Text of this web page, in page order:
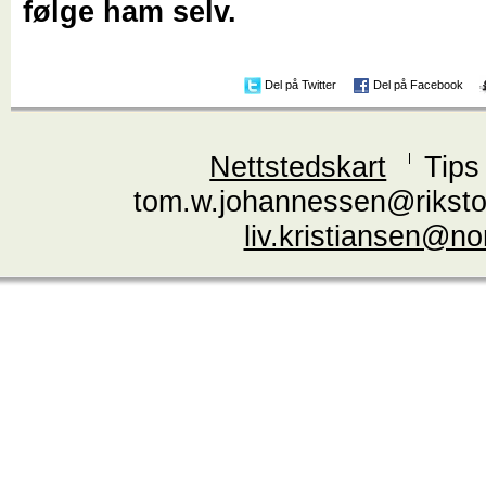
følge ham selv.
Del på Twitter Del på Facebook
Nettstedskart